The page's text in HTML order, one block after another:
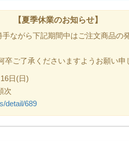
【夏季休業のお知らせ】
ながら下記期間中はご注文商品の
卒ご了承くださいますようお願い申
日(日)
次
detail/689